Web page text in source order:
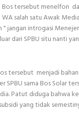
Bos tersebut menelfon
salah satu Awak
" jangan introgasi
dari SPBU situ nanti
tersebut menjadi
SPBU sama Bos Solar
Patut diduga bahwa
yang tidak